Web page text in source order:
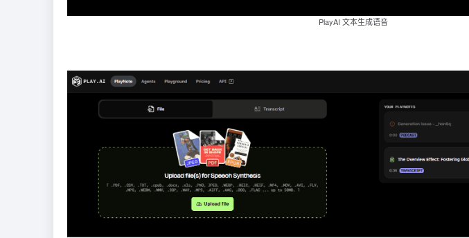
PlayAI 文本生成语音